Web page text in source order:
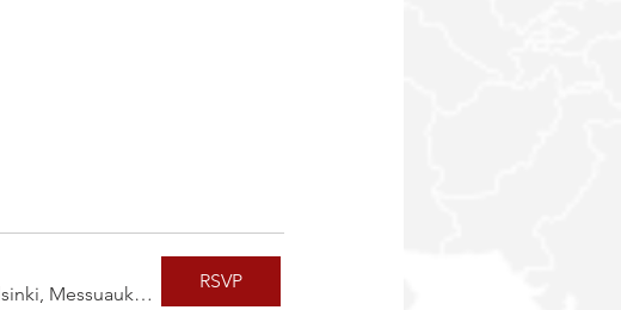
Helsinki, Messuaukio 1, 00520 Helsinki, Finlandia
RSVP